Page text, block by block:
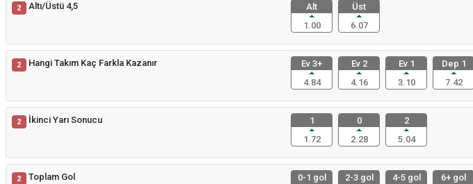
2 Altı/Üstü 4,5
Alt
1.00
Üst
6.07
2 Hangi Takım Kaç Farkla Kazanır
Ev 3+
4.84
Ev 2
4.16
Ev 1
3.10
Dep 1
7.42
2 İkinci Yarı Sonucu
1
1.72
0
2.28
2
5.04
2 Toplam Gol
0-1 gol
2-3 gol
4-5 gol
6+ gol